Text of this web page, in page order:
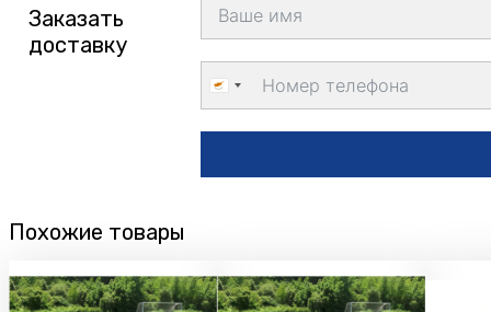
Заказать
доставку
Cyprus
+357
Похожие товары